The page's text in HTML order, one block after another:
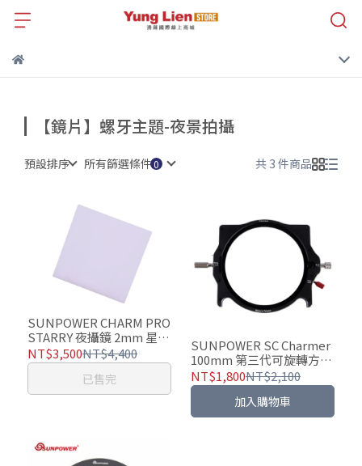
【鏡片】螺牙主題-夜景拍攝
預設排序 所有篩選條件 共 3 件商品
SUNPOWER CHARM PRO
STARRY 夜攝鏡 2mm 星空
鏡片 SC鏡片
NT$3,500NT$4,400
已售完
SUNPOWER SC Charmer
100mm 第三代可旋轉方型
濾鏡支架
NT$1,800NT$2,100
加入購物車